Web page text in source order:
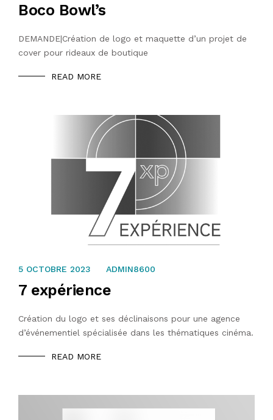
Boco Bowl’s
DEMANDE|Création de logo et maquette d’un projet de
cover pour rideaux de boutique
READ MORE
31 JUILLET 2023
5 OCTOBRE 2023 ADMIN8600
7 expérience
Création du logo et ses déclinaisons pour une agence
d’événementiel spécialisée dans les thématiques cinéma.
READ MORE